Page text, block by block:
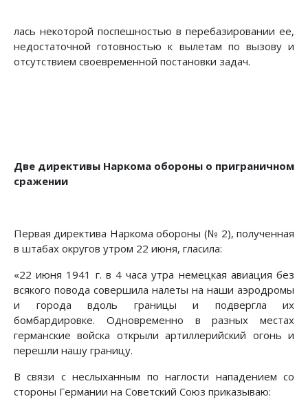
лась некоторой поспешностью в перебазировании ее,
недо­статочной готовностью к вылетам по вызову и
отсутствием своевременной постановки задач.
Две директивы Наркома обо­роны о пригра­ничном
сражении
Первая директива Наркома обороны (№ 2), полученная
в штабах округов утром 22 июня, гласила:
«22 июня 1941 г. в 4 часа утра немецкая авиация без
всякого повода совершила налеты на наши аэродромы
и города вдоль границы и подвергла их
бомбардировке. Одновременно в разных местах
германские войска открыли артиллерийский огонь и
пере­шли нашу границу.
В связи с неслыханным по наглости нападением со
стороны Германии на Советский Союз приказываю: